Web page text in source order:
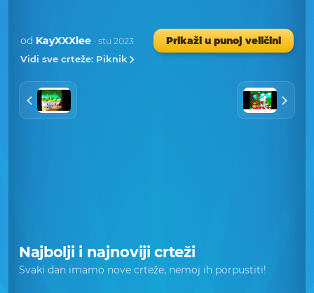
od KayXXXlee · stu 2023
Prikaži u punoj veličini
Vidi sve crteže: Piknik
Najbolji i najnoviji crteži
Svaki dan imamo nove crteže, nemoj ih porpustiti!